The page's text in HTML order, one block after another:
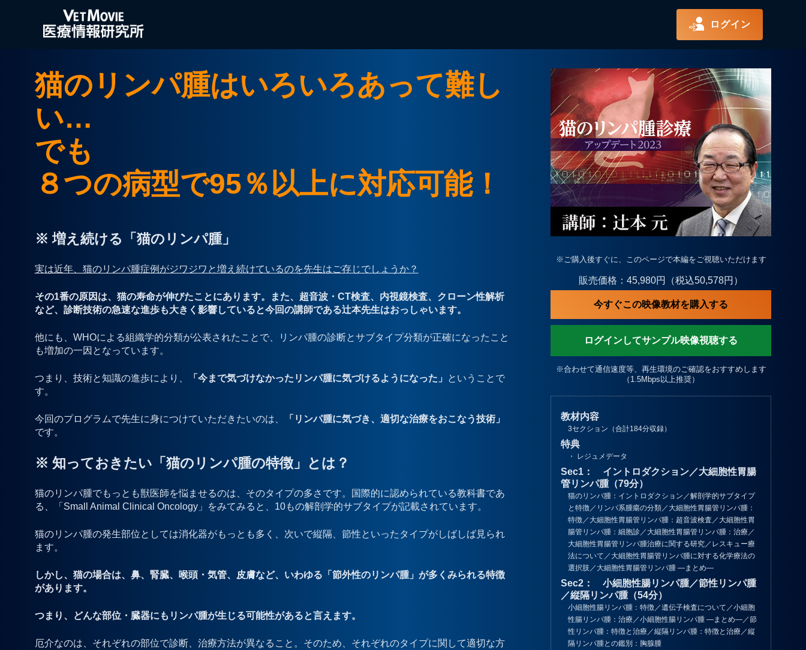
ログイン
猫のリンパ腫はいろいろあって難し
い…
でも
８つの病型で95％以上に対応可能！
※ 増え続ける「猫のリンパ腫」
実は近年、猫のリンパ腫症例がジワジワと増え続けているのを先生はご存じでしょうか？
その1番の原因は、猫の寿命が伸びたことにあります。また、超音波・CT検査、内視鏡検査、クローン性解析
など、診断技術の急速な進歩も大きく影響していると今回の講師である辻本先生はおっしゃいます。
他にも、WHOによる組織学的分類が公表されたことで、リンパ腫の診断とサブタイプ分類が正確になったこと
も増加の一因となっています。
つまり、技術と知識の進歩により、 「今まで気づけなかったリンパ腫に気づけるようになった」 ということで
す。
今回のプログラムで先生に身につけていただきたいのは、
「リンパ腫に気づき、適切な治療をおこなう技術」
です。
※ 知っておきたい「猫のリンパ腫の特徴」とは？
猫のリンパ腫でもっとも獣医師を悩ませるのは、そのタイプの多さです。国際的に認められている教科書であ
る、「Small Animal Clinical Oncology」をみてみると、10もの解剖学的サブタイプが記載されています。
猫のリンパ腫の発生部位としては消化器がもっとも多く、次いで縦隔、節性といったタイプがしばしば見られ
ます。
しかし、猫の場合は、鼻、腎臓、喉頭・気管、皮膚など、いわゆる「節外性のリンパ腫」が多くみられる特徴
があります。
つまり、どんな部位・臓器にもリンパ腫が生じる可能性があると言えます。
厄介なのは、それぞれの部位で診断、治療方法が異なること。そのため、それぞれのタイプに関して適切な方
※ご購入後すぐに、このページで本編をご視聴いただけます
販売価格：45,980円（税込50,578円）
今すぐこの映像教材を購入する
ログインしてサンプル映像視聴する
※合わせて通信速度等、再生環境のご確認をおすすめします
（1.5Mbps以上推奨）
教材内容
3セクション（合計184分収録）
特典
・ レジュメデータ
Sec1： イントロダクション／大細胞性胃腸
管リンパ腫（79分）
猫のリンパ腫：イントロダクション／解剖学的サブタイプ
と特徴／リンパ系腫瘍の分類／大細胞性胃腸管リンパ腫：
特徴／大細胞性胃腸管リンパ腫：超音波検査／大細胞性胃
腸管リンパ腫：細胞診／大細胞性胃腸管リンパ腫：治療／
大細胞性胃腸管リンパ腫治療に関する研究／レスキュー療
法について／大細胞性胃腸管リンパ腫に対する化学療法の
選択肢／大細胞性胃腸管リンパ腫 ―まとめ―
Sec2： 小細胞性腸リンパ腫／節性リンパ腫
／縦隔リンパ腫（54分）
小細胞性腸リンパ腫：特徴／遺伝子検査について／小細胞
性腸リンパ腫：治療／小細胞性腸リンパ腫 ―まとめ―／節
性リンパ腫：特徴と治療／縦隔リンパ腫：特徴と治療／縦
隔リンパ腫との鑑別：胸腺腫